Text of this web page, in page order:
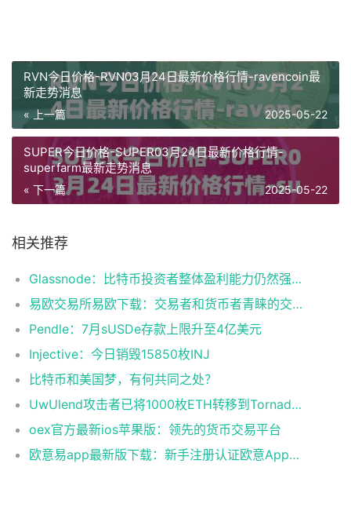
RVN今日价格-RVN03月24日最新价格行情-ravencoin最
新走势消息
« 上一篇 2025-05-22
SUPER今日价格-SUPER03月24日最新价格行情-
superfarm最新走势消息
« 下一篇 2025-05-22
相关推荐
Glassnode：比特币投资者整体盈利能力仍然强劲，更大的波动即将到来
易欧交易所易欧下载：交易者和货币者青睐的交易平台
Pendle：7月sUSDe存款上限升至4亿美元
Injective：今日销毁15850枚INJ
比特币和美国梦，有何共同之处？
UwUlend攻击者已将1000枚ETH转移到Tornado Cash
oex官方最新ios苹果版：领先的货币交易平台
欧意易app最新版下载：新手注册认证欧意App下载操作教程